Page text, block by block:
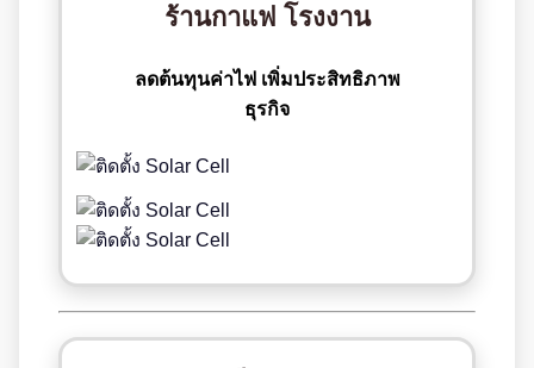
ร้านกาแฟ โรงงาน
ลดต้นทุนค่าไฟ เพิ่มประสิทธิภาพ
ธุรกิจ